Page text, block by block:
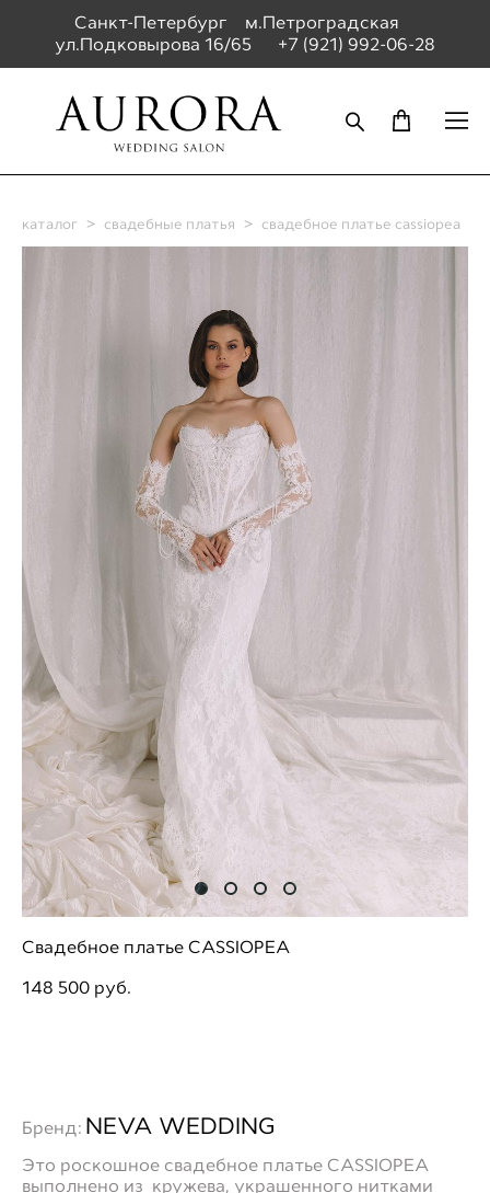
Санкт-Петербург м.Петроградская
ул.Подковырова 16/65 +7 (921) 992-06-28
каталог > свадебные платья > свадебное платье cassiopea
Свадебное платье CASSIOPEA
148 500 pуб.
Бренд: NEVA WEDDING
Это роскошное свадебное платье CASSIOPEA
выполнено из кружева, украшенного нитками